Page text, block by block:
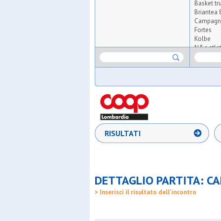
Basket
Briantea
Fortes
Kolbe
N&c
Novate
Osg 2001
S.stefano
Samma
Sport piu'
RISULTATI
DETTAGLIO PARTITA:
> Inserisci il risultato dell'incontro